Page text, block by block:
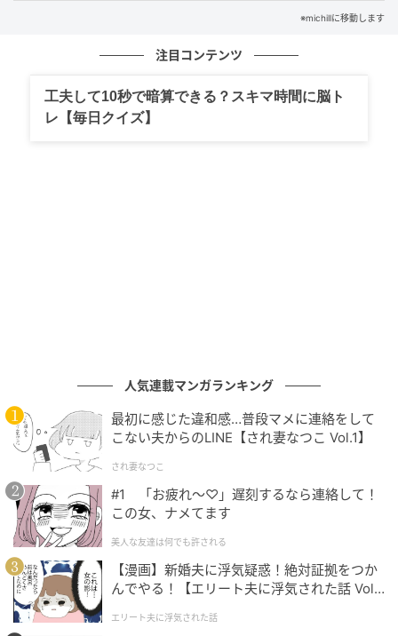
③ 生地がまとまったら、電子レンジ300wで1分加熱す
る。
④ 生地を6分割して丸め、乾燥しないように固く絞っ
た濡れ布巾などをかけておく。
⑤ 10分生地を休ませたら、電子レンジ300wで1分加熱
する。
⑥ オーブンに天板を入れて予熱する。その間、乾燥し
ないようにパン生地には濡れ布巾などをかけ、10分く
※michillに移動します
注目コンテンツ
工夫して10秒で暗算できる？スキマ時間に脳ト
レ【毎日クイズ】
人気連載マンガランキング
最初に感じた違和感…普段マメに連絡をして
こない夫からのLINE【され妻なつこ Vol.1】
され妻なつこ
#1 「お疲れ〜♡」遅刻するなら連絡して！
この女、ナメてます
美人な友達は何でも許される
【漫画】新婚夫に浮気疑惑！絶対証拠をつか
んでやる！【エリート夫に浮気された話 Vol.
エリート夫に浮気された話